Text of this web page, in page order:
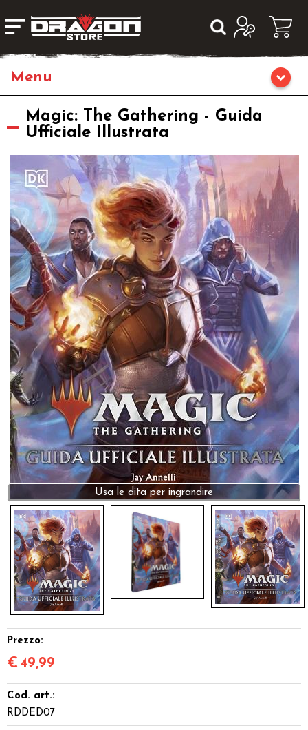
Giochi da Tavolo
Librigame
Editoria
Giochi di Carte Collezionabili
Miniature
Dadi
Accessori
Giocattoli e Gadget
Offerte del Dragone
Magic: The Gathering - Guida
Ufficiale Illustrata
Usa le dita per ingrandire
Prezzo:
€49,99
Cod. art.:
RDDED07